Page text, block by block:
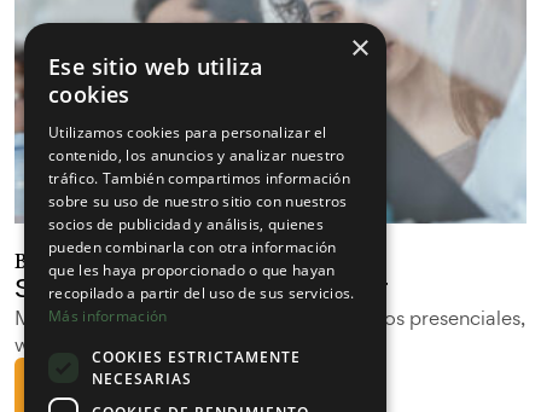
Bienvenid@ al curso 2025/2026
Suscríbete a nuestra Newsletter
Mantente informado con los últimos cursos presenciales,
webinars y las últimas novedades.
Suscribirme
×
Ese sitio web utiliza
cookies
Utilizamos cookies para personalizar el
contenido, los anuncios y analizar nuestro
tráfico. También compartimos información
sobre su uso de nuestro sitio con nuestros
socios de publicidad y análisis, quienes
pueden combinarla con otra información
que les haya proporcionado o que hayan
recopilado a partir del uso de sus servicios.
Más información
COOKIES ESTRICTAMENTE
NECESARIAS